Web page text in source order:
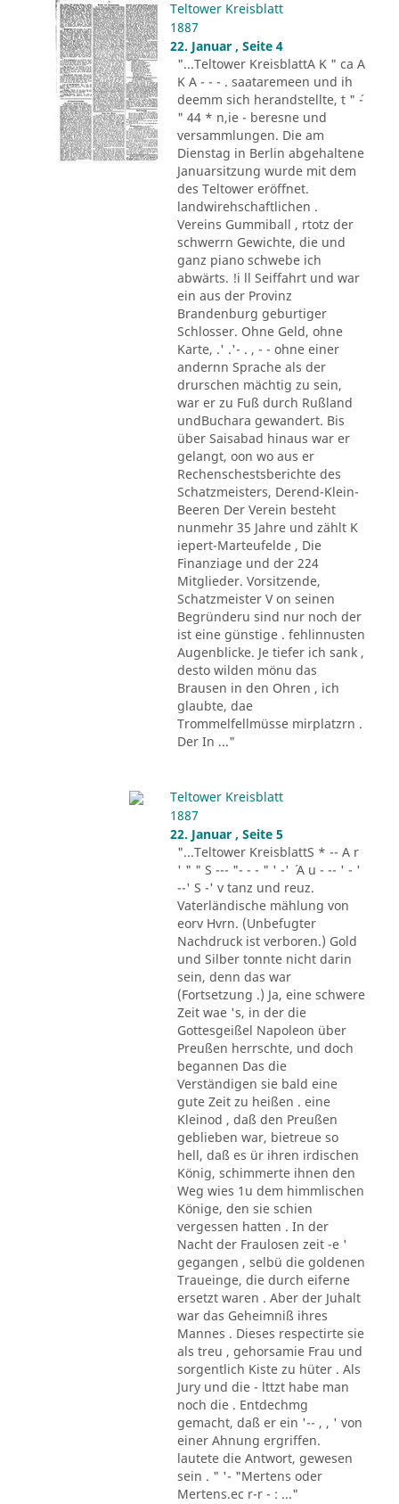
Teltower Kreisblatt
1887
22. Januar , Seite 4
"...Teltower KreisblattA K " ca A
K A - - - . saataremeen und ih
deemm sich herandstellte, t " ´-
" 44 * n,ie - beresne und
versammlungen. Die am
Dienstag in Berlin abgehaltene
Januarsitzung wurde mit dem
des Teltower eröffnet.
landwirehschaftlichen .
Vereins Gummiball , rtotz der
schwerrn Gewichte, die und
ganz piano schwebe ich
abwärts. !i ll Seiffahrt und war
ein aus der Provinz
Brandenburg geburtiger
Schlosser. Ohne Geld, ohne
Karte, .' .'- . , - - ohne einer
andernn Sprache als der
drurschen mächtig zu sein,
war er zu Fuß durch Rußland
undBuchara gewandert. Bis
über Saisabad hinaus war er
gelangt, oon wo aus er
Rechenschestsberichte des
Schatzmeisters, Derend-Klein-
Beeren Der Verein besteht
nunmehr 35 Jahre und zählt K
iepert-Marteufelde , Die
Finanziage und der 224
Mitglieder. Vorsitzende,
Schatzmeister V on seinen
Begründeru sind nur noch der
ist eine günstige . fehlinnusten
Augenblicke. Je tiefer ich sank ,
desto wilden mönu das
Brausen in den Ohren , ich
glaubte, dae
Trommelfellmüsse mirplatzrn .
Der In ..."
Teltower Kreisblatt
1887
22. Januar , Seite 5
"...Teltower KreisblattS * -- A r
' " " S --- "- - - " ' -' ´ A u - -- ' - '
--' S -' v tanz und reuz.
Vaterländische mählung von
eorv Hvrn. (Unbefugter
Nachdruck ist verboren.) Gold
und Silber tonnte nicht darin
sein, denn das war
(Fortsetzung .) Ja, eine schwere
Zeit wae 's, in der die
Gottesgeißel Napoleon über
Preußen herrschte, und doch
begannen Das die
Verständigen sie bald eine
gute Zeit zu heißen . eine
Kleinod , daß den Preußen
geblieben war, bietreue so
hell, daß es ür ihren irdischen
König, schimmerte ihnen den
Weg wies 1u dem himmlischen
Könige, den sie schien
vergessen hatten . In der
Nacht der Fraulosen zeit -e '
gegangen , selbü die goldenen
Traueinge, die durch eiferne
ersetzt waren . Aber der Juhalt
war das Geheimniß ihres
Mannes . Dieses respectirte sie
als treu , gehorsamie Frau und
sorgentlich Kiste zu hüter . Als
Jury und die - lttzt habe man
noch die . Entdechmg
gemacht, daß er ein '-- , , ' von
einer Ahnung ergriffen.
lautete die Antwort, gewesen
sein . " '- "Mertens oder
Mertens.ec r-r - : ..."